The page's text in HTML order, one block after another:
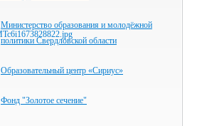
Министерство образования и молодёжной
политики Свердловской области
Образовательный центр «Сириус»
Фонд "Золотое сечение"